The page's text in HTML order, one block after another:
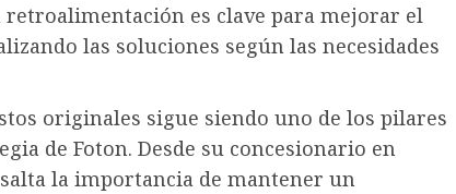
retroalimentación es clave para mejorar el
las soluciones según las necesidades
originales sigue siendo uno de los pilares
de Foton. Desde su concesionario en
la importancia de mantener un